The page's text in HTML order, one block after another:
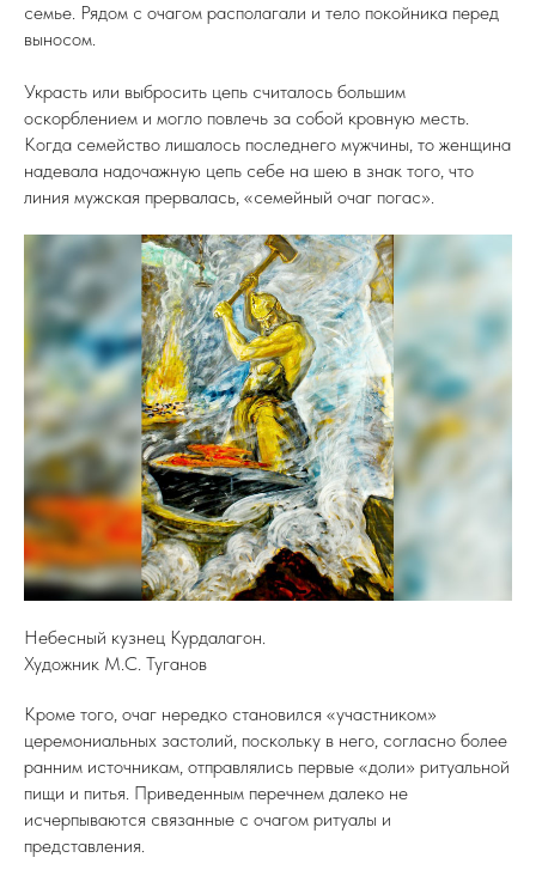
семье. Рядом с очагом располагали и тело покойника перед
выносом.
Украсть или выбросить цепь считалось большим
оскорблением и могло повлечь за собой кровную месть.
Когда семейство лишалось последнего мужчины, то женщина
надевала надочажную цепь себе на шею в знак того, что
линия мужская прервалась, «семейный очаг погас».
Небесный кузнец Курдалагон.
Художник М.С. Туганов
Кроме того, очаг нередко становился «участником»
церемониальных застолий, поскольку в него, согласно более
ранним источникам, отправлялись первые «доли» ритуальной
пищи и питья. Приведенным перечнем далеко не
исчерпываются связанные с очагом ритуалы и
представления.